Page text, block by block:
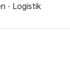
· Logistik